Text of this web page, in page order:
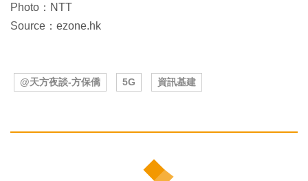
Photo：NTT
Source：ezone.hk
@天方夜談-方保僑 5G 資訊基建